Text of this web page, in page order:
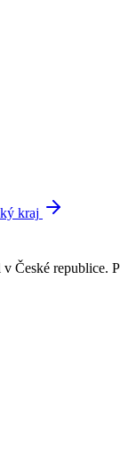
kraj
České republice.